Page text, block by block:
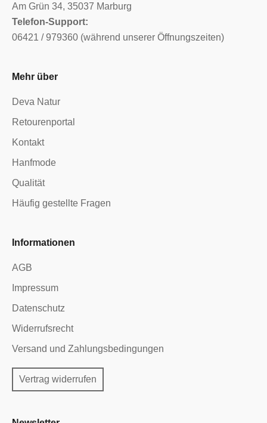
Am Grün 34, 35037 Marburg
Telefon-Support:
06421 / 979360 (während unserer Öffnungszeiten)
Mehr über
Deva Natur
Retourenportal
Kontakt
Hanfmode
Qualität
Häufig gestellte Fragen
Informationen
AGB
Impressum
Datenschutz
Widerrufsrecht
Versand und Zahlungsbedingungen
Vertrag widerrufen